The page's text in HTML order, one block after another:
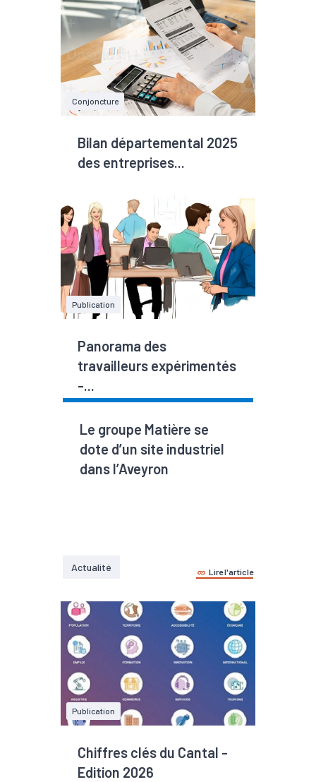
Conjoncture
Bilan départemental 2025
des entreprises...
Publication
Panorama des
travailleurs expérimentés
-...
Le groupe Matière se
dote d’un site industriel
dans l’Aveyron
Actualité Lire l'article
Publication
Chiffres clés du Cantal -
Edition 2026